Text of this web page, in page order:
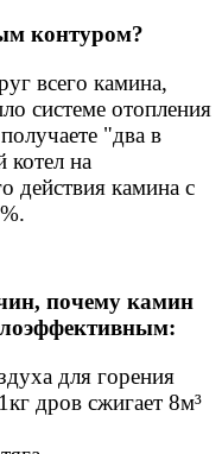
контуром?
всего камина,
системе отопления
"два в
на
действия камина с
почему камин
для горения
дров сжигает 8м³